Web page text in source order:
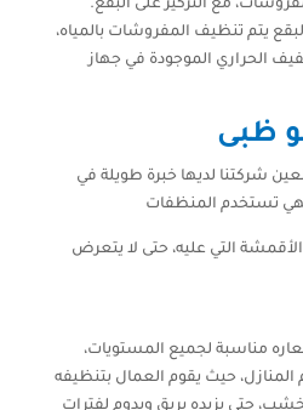
مع التركيز على البقع.
يتم تنظيف المفروشات بالمياه،
الحراري الموجودة في جهاز
ظبى
شركتنا لديها خبرة طويلة في
تستخدم المنظفات
التي عليه، حتى لا يتعرض
مناسبة لجميع المستويات،
حيث يقوم العمال بتنظيفه
حتى يزيده بريق ويدوم لفترات